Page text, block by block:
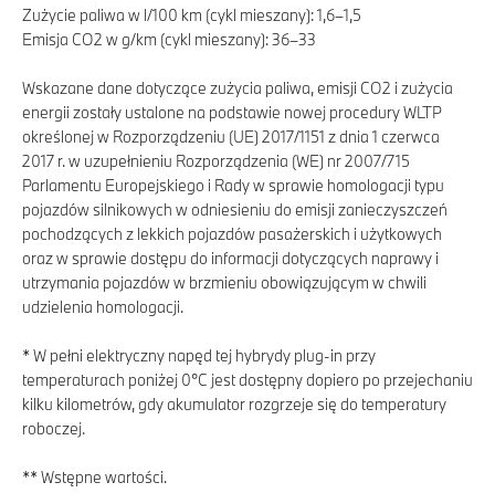
Zużycie paliwa w l/100 km (cykl mieszany): 1,6–1,5
Emisja CO2 w g/km (cykl mieszany): 36–33
Wskazane dane dotyczące zużycia paliwa, emisji CO2 i zużycia
energii zostały ustalone na podstawie nowej procedury WLTP
określonej w Rozporządzeniu (UE) 2017/1151 z dnia 1 czerwca
2017 r. w uzupełnieniu Rozporządzenia (WE) nr 2007/715
Parlamentu Europejskiego i Rady w sprawie homologacji typu
pojazdów silnikowych w odniesieniu do emisji zanieczyszczeń
pochodzących z lekkich pojazdów pasażerskich i użytkowych
oraz w sprawie dostępu do informacji dotyczących naprawy i
utrzymania pojazdów w brzmieniu obowiązującym w chwili
udzielenia homologacji.
* W pełni elektryczny napęd tej hybrydy plug-in przy
temperaturach poniżej 0°C jest dostępny dopiero po przejechaniu
kilku kilometrów, gdy akumulator rozgrzeje się do temperatury
roboczej.
** Wstępne wartości.